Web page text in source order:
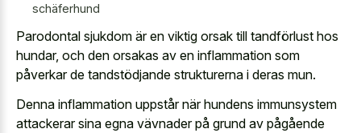
schäferhund
Parodontal sjukdom är en viktig orsak till tandförlust hos
hundar, och den orsakas av en inflammation som
påverkar de tandstödjande strukturerna i deras mun.
Denna inflammation uppstår när hundens immunsystem
attackerar sina egna vävnader på grund av pågående